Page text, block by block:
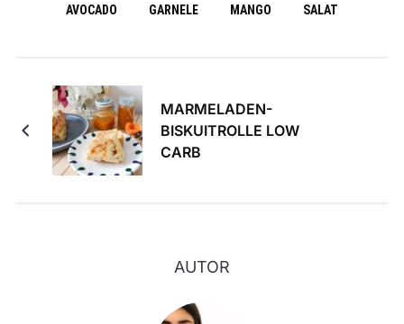
AVOCADO GARNELE MANGO SALAT
MARMELADEN-
BISKUITROLLE LOW
CARB
AUTOR